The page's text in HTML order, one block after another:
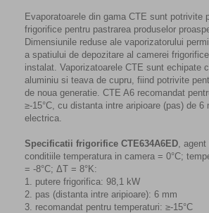
Evaporatoarele din gama CTE sunt potrivite
frigorifice pentru pastrarea produselor
Dimensiunile reduse ale vaporizatorului
a spatiului de depozitare al camerei
instalat. Vaporizatoarele CTE sunt echipate
aluminiu si teava de cupru, fiind potrivite
de noua generatie. CTE A6 recomandat
≥-15°C, cu distanta intre aripioare (pas) de 6
electrica.
Specificatii frigorifice CTE634A6ED, agent
conditiile temperatura in camera = 0°C;
= -8°C; ΔT = 8°K:
1. putere frigorifica: 98,1 kW
2. pas (distanta intre aripioare): 6 mm
3. recomandat pentru temperaturi: ≥-15°C